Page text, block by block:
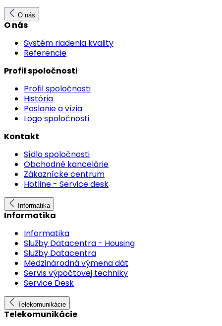
O nás
O nás
Systém riadenia kvality
Referencie
Profil spoločnosti
Profil spoločnosti
História
Poslanie a vízia
Logo spoločnosti
Kontakt
Sídlo spoločnosti
Obchodné kancelárie
Zákaznícke centrum
Hotline - Service desk
Informatika
Informatika
Informatika
Služby Datacentra - Housing
Služby Datacentra
Medzinárodná výmena dát
Servis výpočtovej techniky
Service Desk
Telekomunikácie
Telekomunikácie